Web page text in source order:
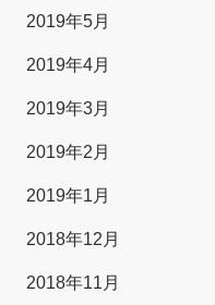
2019年5月
2019年4月
2019年3月
2019年2月
2019年1月
2018年12月
2018年11月